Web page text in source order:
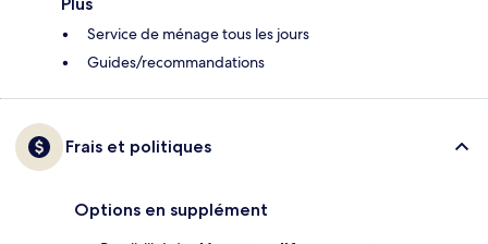
Service de ménage tous les jours
Guides/recommandations
Frais et politiques
Options en supplément